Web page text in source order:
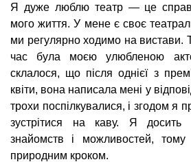
Я дуже люблю театр — це
мого життя. У мене є своє
ми регулярно ходимо на вистави.
час була моєю улюбленою
склалося, що після однієї з
квіти, вона написала мені у
трохи поспілкувалися, і згодом я
зустрітися на каву. Я досить
знайомств і можливостей,
природним кроком.